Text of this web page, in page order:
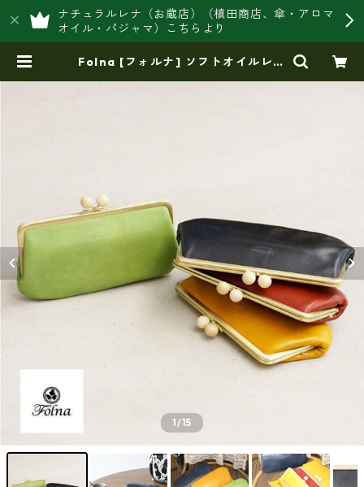
ナチュラルレナ（お蔵店）（槙田商店、傘・アロマ
オイル・パジャマ）こちらより
Folna [フォルナ] ソフトオイルレザ
1/15